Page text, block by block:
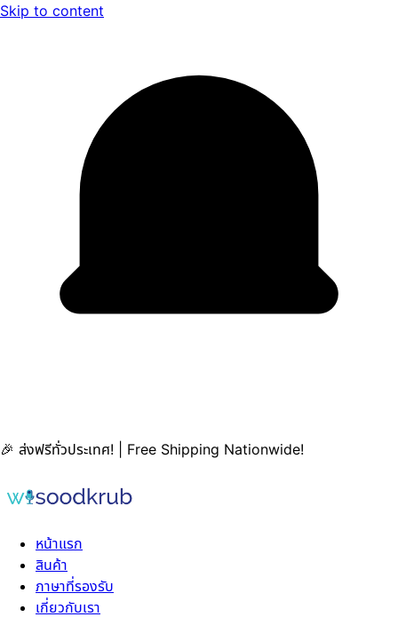
Skip to content
🎉 ส่งฟรีทั่วประเทศ! | Free Shipping Nationwide!
หน้าแรก
สินค้า
ภาษาที่รองรับ
เกี่ยวกับเรา